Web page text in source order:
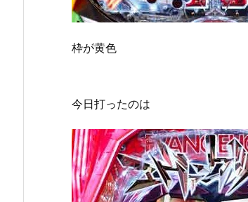
枠が黄色
今日打ったのは